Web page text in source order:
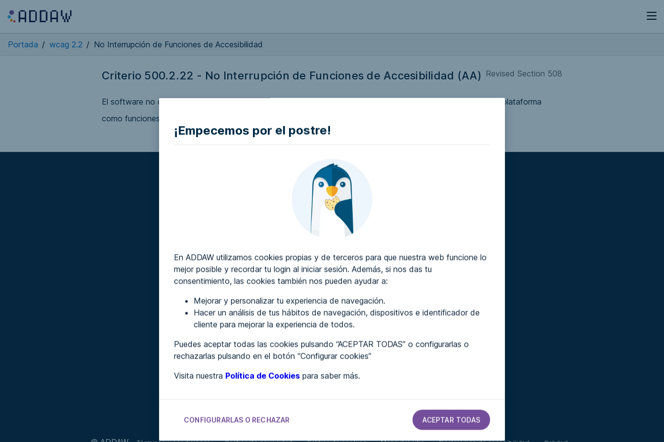
¡Empecemos por el postre!
En ADDAW utilizamos cookies propias y de terceros para que nuestra web funcione lo
mejor posible y recordar tu login al iniciar sesión. Además, si nos das tu
consentimiento, las cookies también nos pueden ayudar a:
Mejorar y personalizar tu experiencia de navegación.
Hacer un análisis de tus hábitos de navegación, dispositivos e identificador de
cliente para mejorar la experiencia de todos.
Puedes aceptar todas las cookies pulsando “ACEPTAR TODAS” o configurarlas o
rechazarlas pulsando en el botón “Configurar cookies”
Visita nuestra Política de Cookies para saber más.
CONFIGURARLAS O RECHAZAR ACEPTAR TODAS
Portada / wcag 2.2 / No Interrupción de Funciones de Accesibilidad
Revised Section 508
Criterio 500.2.22 - No Interrupción de Funciones de Accesibilidad (AA)
El software no debe interrumpir las funciones de la plataforma que estén definidas en la documentación de la plataforma
como funciones de accesibilidad.
Asociación por la defensa del derecho a la accesibilidad web
Certificado de accesibilidad web
Sobre ADDAW
Contacta con nosotros
Blog
Directorio de webs